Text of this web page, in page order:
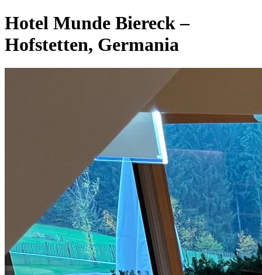
Hotel Munde Biereck –
Hofstetten, Germania